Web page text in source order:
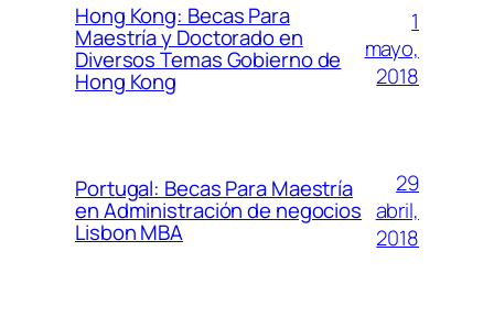
Hong Kong: Becas Para
Maestría y Doctorado en
Diversos Temas Gobierno de
Hong Kong
1
mayo,
2018
Portugal: Becas Para Maestría
en Administración de negocios
Lisbon MBA
29
abril,
2018